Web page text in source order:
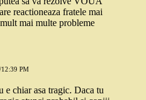
reactioneaza fratele mai
mai multe probleme
PM
e chiar asa tragic. Daca tu